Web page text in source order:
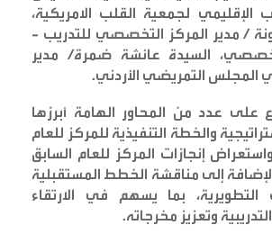
لجمعية القلب الامريكية،
/ مدير المركز التخصصي للتدريب -
السيدة عائشة ضمرة/ مدير
المجلس التمريضي الأردني.
على عدد من المحاور الهامة أبرزها
والخطة التنفيذية للمركز للعام
/ 2026، واستعراض إنجازات المركز للعام السابق
/ 2025، بالإضافة إلى مناقشة الخطط المستقبلية
التطويرية، بما يسهم في الارتقاء
وتعزيز مخرجاته.